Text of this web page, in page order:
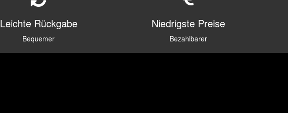
Leichte Rückgabe
Bequemer
Niedrigste Preise
Bezahlbarer